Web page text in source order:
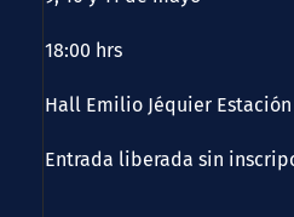
18:00 hrs
Hall Emilio Jéquier
Entrada liberada sin